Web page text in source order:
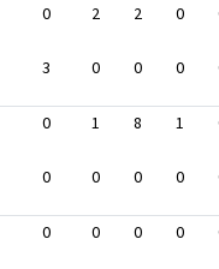
0 2 2 0
3 0 0 0
0 1 8 1
0 0 0 0
0 0 0 0